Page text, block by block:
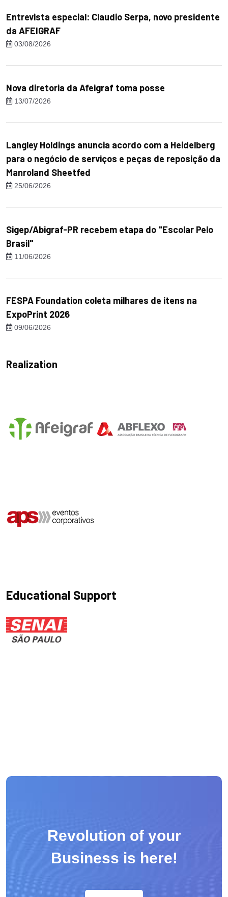
Entrevista especial: Claudio Serpa, novo presidente
da AFEIGRAF
03/08/2026
Nova diretoria da Afeigraf toma posse
13/07/2026
Langley Holdings anuncia acordo com a Heidelberg
para o negócio de serviços e peças de reposição da
Manroland Sheetfed
25/06/2026
Sigep/Abigraf-PR recebem etapa do "Escolar Pelo
Brasil"
11/06/2026
FESPA Foundation coleta milhares de itens na
ExpoPrint 2026
09/06/2026
Realization
Educational Support
Revolution of your
Business is here!